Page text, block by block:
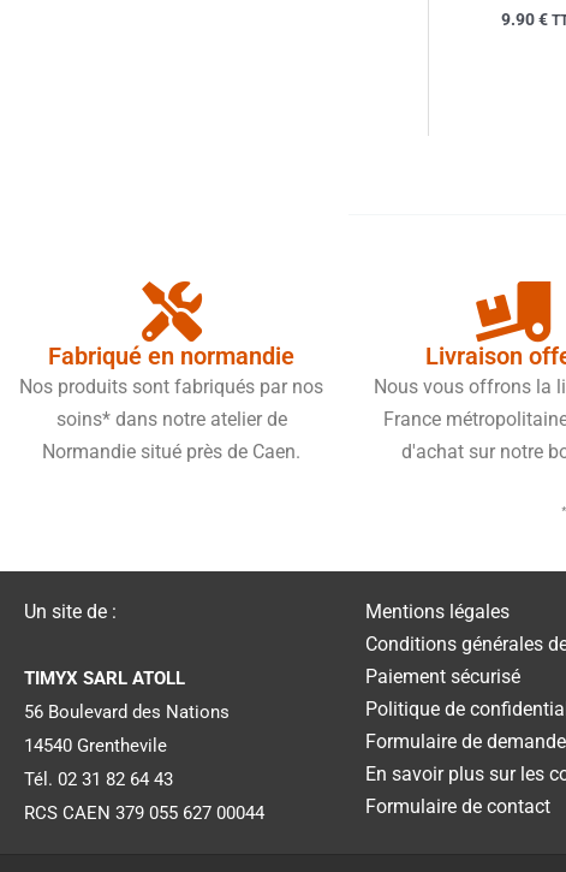
9.90€
Fabriqué en normandie
Nos produits sont fabriqués par nos
soins* dans notre atelier de
Normandie situé près de Caen.
Livraison
Nous vous offrons la
France
d'achat sur notre
Un site de :
TIMYX SARL ATOLL
56 Boulevard des Nations
14540 Grenthevile
Tél. 02 31 82 64 43
RCS CAEN 379 055 627 00044
Mentions légales
Conditions générales
Paiement sécurisé
Politique de
Formulaire de
En savoir plus sur les
Formulaire de contact